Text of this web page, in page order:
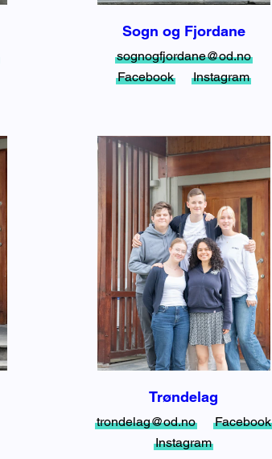
Sogn og Fjordane
sognogfjordane@od.no
Facebook
Instagram
Trøndelag
trondelag@od.no
Facebook
Instagram